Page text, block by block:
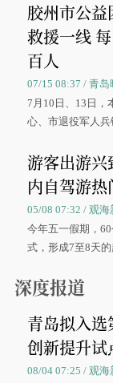
胶州市公
救援一线
百人
07/15 08:37 / 青岛
7月10日、13日，
心、市退役军人
游客出游
内自驾游
05/08 07:32 / 观海
今年五一假期，
式，形成7至8天
深度报道
青岛拟入
创新提升试
08/04 07:25 / 观海